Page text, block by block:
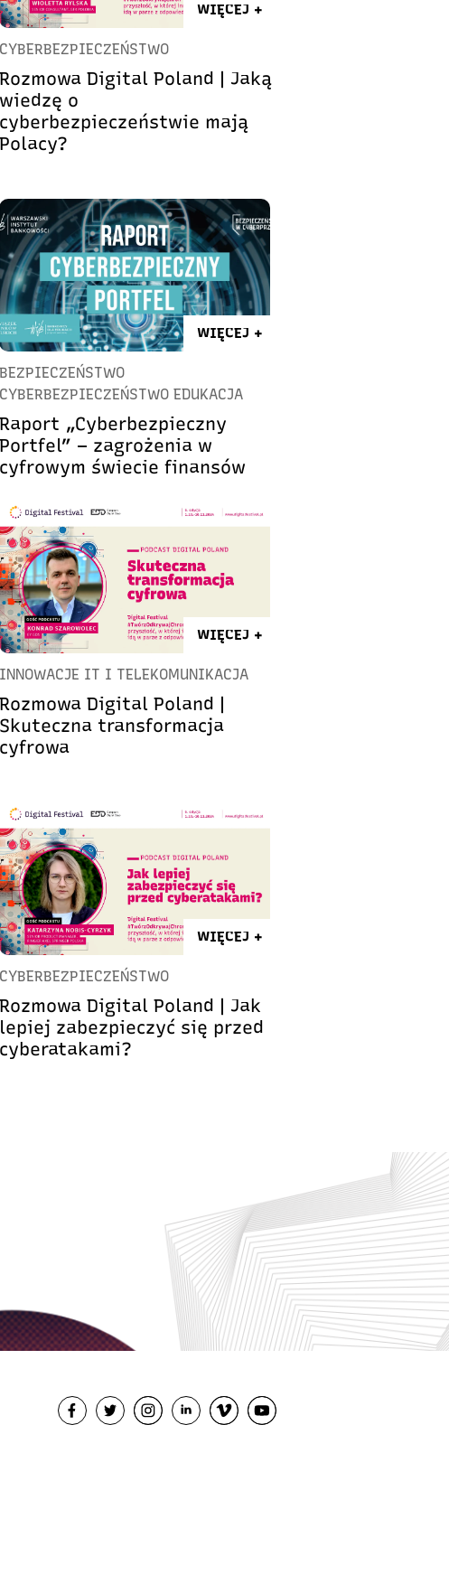
WIĘCEJ +
CYBERBEZPIECZEŃSTWO
Rozmowa Digital Poland | Jaką
wiedzę o
cyberbezpieczeństwie mają
Polacy?
WIĘCEJ +
BEZPIECZEŃSTWO
CYBERBEZPIECZEŃSTWO EDUKACJA
Raport „Cyberbezpieczny
Portfel” – zagrożenia w
cyfrowym świecie finansów
WIĘCEJ +
INNOWACJE IT I TELEKOMUNIKACJA
Rozmowa Digital Poland |
Skuteczna transformacja
cyfrowa
WIĘCEJ +
CYBERBEZPIECZEŃSTWO
Rozmowa Digital Poland | Jak
lepiej zabezpieczyć się przed
cyberatakami?